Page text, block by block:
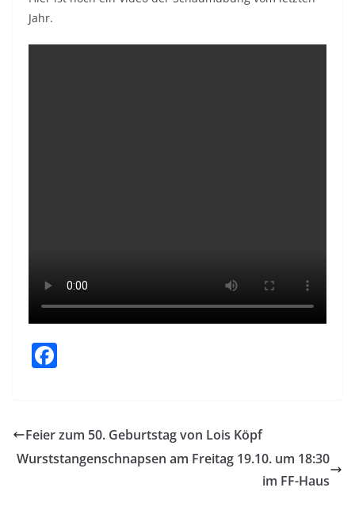
Jahr.
e
b
Feier zum 50. Geburtstag von Lois Köpf
Wurststangenschnapsen am Freitag 19.10. um 18:30
im FF-Haus